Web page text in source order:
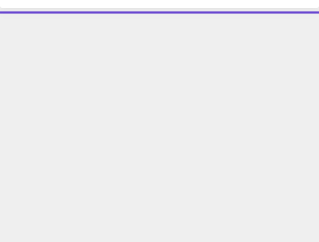
1. ...
1. Arkadaşlar, derslerimizi işlerken